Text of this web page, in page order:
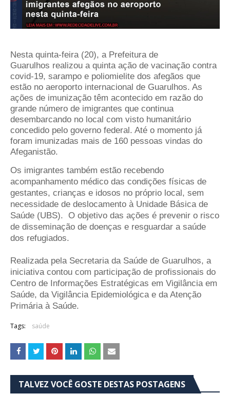
Nesta quinta-feira (20), a Prefeitura de
Guarulhos realizou a quinta ação de vacinação contra
covid-19, sarampo e poliomielite dos afegãos que
estão no aeroporto internacional de Guarulhos. As
ações de imunização têm acontecido em razão do
grande número de imigrantes que continua
desembarcando no local com visto humanitário
concedido pelo governo federal. Até o momento já
foram imunizadas mais de 160 pessoas vindas do
Afeganistão.
Os imigrantes também estão recebendo
acompanhamento médico das condições físicas de
gestantes, crianças e idosos no próprio local, sem
necessidade de deslocamento à Unidade Básica de
Saúde (UBS). O objetivo das ações é prevenir o risco
de disseminação de doenças e resguardar a saúde
dos refugiados.
Realizada pela Secretaria da Saúde de Guarulhos, a
iniciativa contou com participação de profissionais do
Centro de Informações Estratégicas em Vigilância em
Saúde, da Vigilância Epidemiológica e da Atenção
Primária à Saúde.
Tags: saúde
TALVEZ VOCÊ GOSTE DESTAS POSTAGENS